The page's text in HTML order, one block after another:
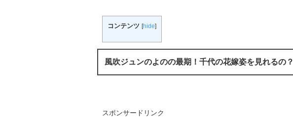
コンテンツ [hide]
風吹ジュンのよのの最期！千代の花嫁姿を見れるの？
スポンサードリンク